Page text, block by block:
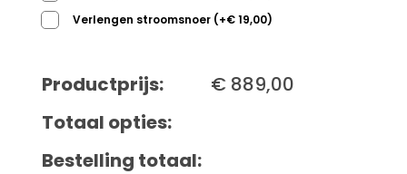
Verlengen stroomsnoer (+€19,00)
Productprijs: €889,00
Totaal opties:
Bestelling totaal: